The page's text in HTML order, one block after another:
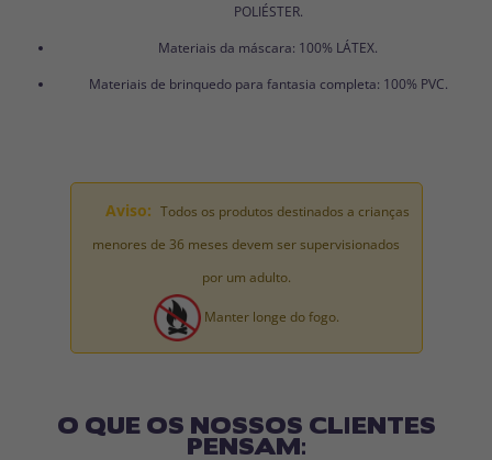
POLIÉSTER.
Materiais da máscara: 100% LÁTEX.
Materiais de brinquedo para fantasia completa: 100% PVC.
Aviso: Todos os produtos destinados a crianças
menores de 36 meses devem ser supervisionados
por um adulto.
Manter longe do fogo.
O QUE OS NOSSOS CLIENTES
PENSAM: